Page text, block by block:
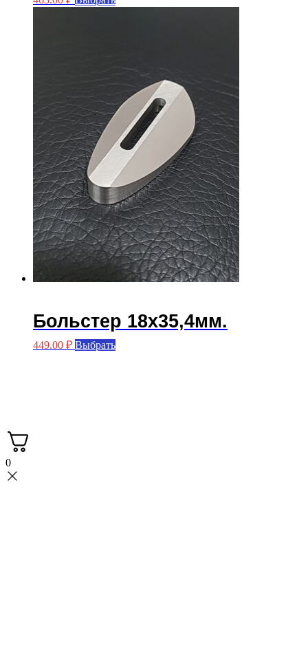
выбрать
товар
можно
выбрать
странице
товара.
Больстер 18х35,4мм.
449.00 ₽ ВыбратьЭтот
товар
0